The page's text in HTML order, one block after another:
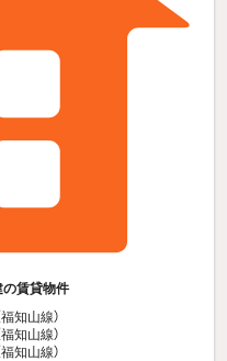
賃貸物件
福知山線）
福知山線）
福知山線）